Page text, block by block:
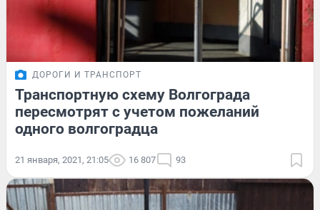
ДОРОГИ И ТРАНСПОРТ
Транспортную схему Волгограда
пересмотрят с учетом пожеланий
одного волгоградца
21 января, 2021, 21:05 16 807 93